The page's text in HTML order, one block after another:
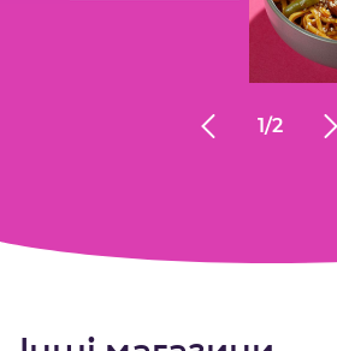
1/2